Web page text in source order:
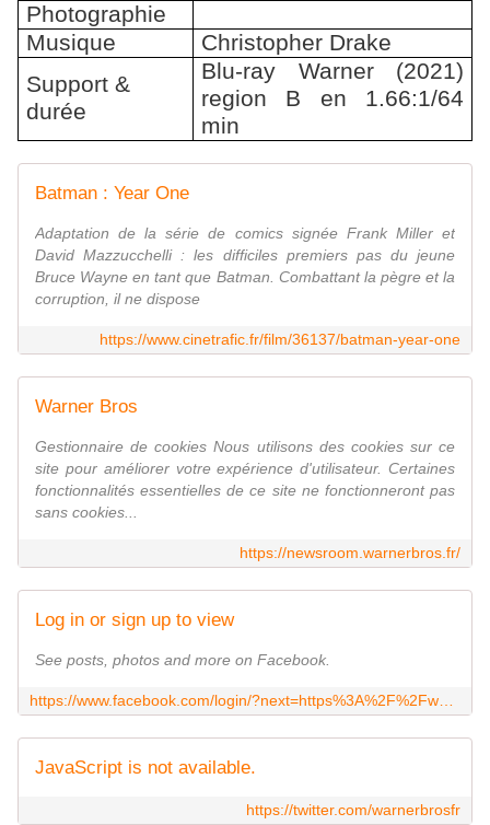
Photographie
Musique
Christopher Drake
Support &
durée
Blu-ray Warner (2021)
region B en 1.66:1/64
min
Batman : Year One
Adaptation de la série de comics signée Frank Miller et
David Mazzucchelli : les difficiles premiers pas du jeune
Bruce Wayne en tant que Batman. Combattant la pègre et la
corruption, il ne dispose
https://www.cinetrafic.fr/film/36137/batman-year-one
Warner Bros
Gestionnaire de cookies Nous utilisons des cookies sur ce
site pour améliorer votre expérience d'utilisateur. Certaines
fonctionnalités essentielles de ce site ne fonctionneront pas
sans cookies...
https://newsroom.warnerbros.fr/
Log in or sign up to view
See posts, photos and more on Facebook.
JavaScript is not available.
https://twitter.com/warnerbrosfr